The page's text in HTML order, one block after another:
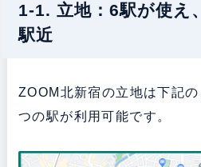
1-1. 立地：6駅が使え
駅近
ZOOM北新宿の立地は下記
つの駅が利用可能です。